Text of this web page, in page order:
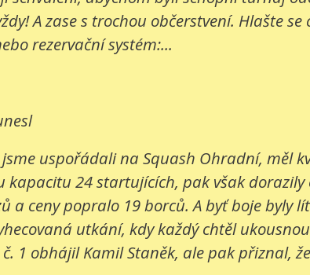
A zase s trochou občerstvení. Hlašte se
rezervační systém:...
uspořádali na Squash Ohradní, měl
kapacitu 24 startujících, pak však dorazily
a ceny popralo 19 borců. A byť boje byly
utkání, kdy každý chtěl
1 obhájil Kamil Staněk, ale pak přiznal,